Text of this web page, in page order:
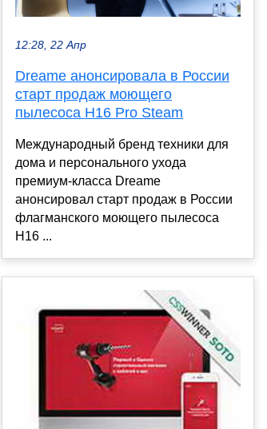
12:28, 22 Апр
Dreame анонсировала в России
старт продаж моющего
пылесоса H16 Pro Steam
Международный бренд техники для
дома и персонального ухода
премиум-класса Dreame
анонсировал старт продаж в России
флагманского моющего пылесоса
H16 ...